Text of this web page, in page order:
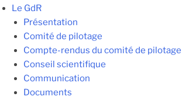
Le GdR
Présentation
Comité de pilotage
Compte-rendus du comité de pilotage
Conseil scientifique
Communication
Documents